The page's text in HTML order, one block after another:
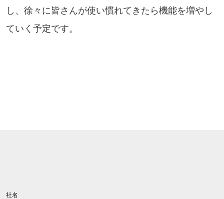
し、徐々に皆さんが使い慣れてきたら機能を増やし
ていく予定です。
社名